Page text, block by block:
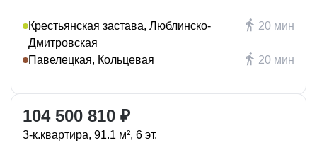
Крестьянская застава, Люблинско-
Дмитровская
20 мин
Павелецкая, Кольцевая 20 мин
104 500 810 ₽
3-к.квартира, 91.1 м², 6 эт.